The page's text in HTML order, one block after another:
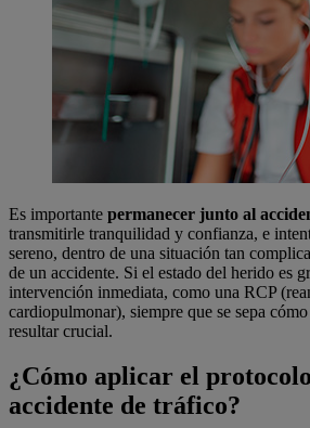
Es importante permanecer junto al
transmitirle tranquilidad y confianza, e
sereno, dentro de una situación tan
de un accidente. Si el estado del herido es
intervención inmediata, como una RCP
cardiopulmonar), siempre que se sepa
resultar crucial.
¿Cómo aplicar el
accidente de tráfico?